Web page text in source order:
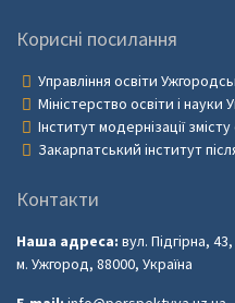
Корисні посилання
Управління освіти
Міністерство освіти і науки
Інститут модернізації змісту
Закарпатський інститут
Контакти
Наша адреса: вул. Підгірна, 43,
м. Ужгород, 88000, Україна